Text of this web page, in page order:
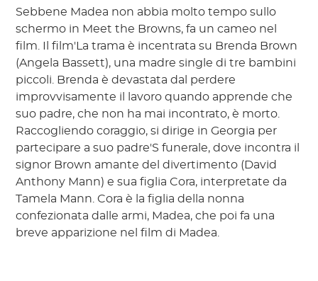
Sebbene Madea non abbia molto tempo sullo
schermo in Meet the Browns, fa un cameo nel
film. Il film'La trama è incentrata su Brenda Brown
(Angela Bassett), una madre single di tre bambini
piccoli. Brenda è devastata dal perdere
improvvisamente il lavoro quando apprende che
suo padre, che non ha mai incontrato, è morto.
Raccogliendo coraggio, si dirige in Georgia per
partecipare a suo padre'S funerale, dove incontra il
signor Brown amante del divertimento (David
Anthony Mann) e sua figlia Cora, interpretate da
Tamela Mann. Cora è la figlia della nonna
confezionata dalle armi, Madea, che poi fa una
breve apparizione nel film di Madea.